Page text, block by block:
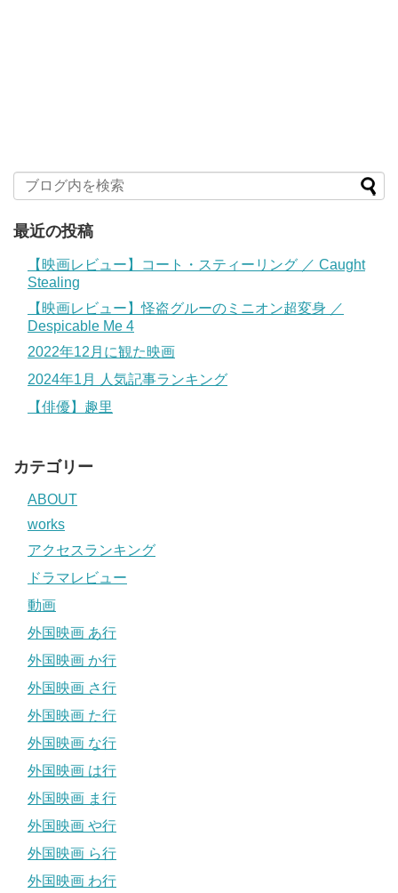
最近の投稿
【映画レビュー】コート・スティーリング ／ Caught
Stealing
【映画レビュー】怪盗グルーのミニオン超変身 ／
Despicable Me 4
2022年12月に観た映画
2024年1月 人気記事ランキング
【俳優】趣里
カテゴリー
ABOUT
works
アクセスランキング
ドラマレビュー
動画
外国映画 あ行
外国映画 か行
外国映画 さ行
外国映画 た行
外国映画 な行
外国映画 は行
外国映画 ま行
外国映画 や行
外国映画 ら行
外国映画 わ行